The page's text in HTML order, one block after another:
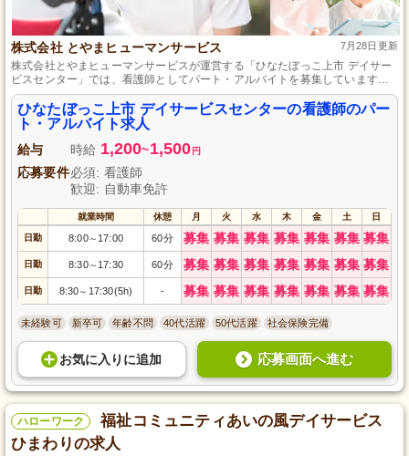
株式会社 とやまヒューマンサービス 7月28日更新
株式会社とやまヒューマンサービスが運営する「ひなたぼっこ上市 デイサー
ビスセンター」では、看護師としてパート・アルバイトを募集しています。
温かい雰囲気の中で、地域の高齢者の健康管理をサポートしませんか？資格
や経験は不問で、未経験者も大歓迎です。共に明るい未来を作りましょう！
ひなたぼっこ上市 デイサービスセンターの看護師のパー
ト・アルバイト求人
給与 時給 1,200~1,500 円
応募要件必須: 看護師
歓迎: 自動車免許
就業時間 休憩 月 火 水 木 金 土 日
日勤 8:00～ 17:00 60分 募集 募集 募集 募集 募集 募集 募集
日勤 8:30～ 17:30 60分 募集 募集 募集 募集 募集 募集 募集
日勤 8:30～ 17:30(5h) - 募集 募集 募集 募集 募集 募集 募集
未経験可 新卒可 年齢不問 40代活躍 50代活躍 社会保険完備
お気に入り に追加 応募画面へ進む
ハローワーク
福祉コミュニティあいの風デイサービス
ひまわりの求人